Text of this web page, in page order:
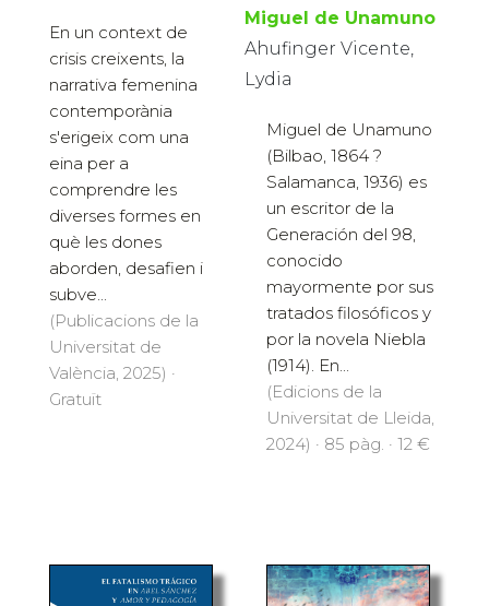
En un context de
crisis creixents, la
narrativa femenina
contemporània
s'erigeix com una
eina per a
comprendre les
diverses formes en
què les dones
aborden, desafien i
subve...
(Publicacions de la
Universitat de
València, 2025) ·
Gratuït
Miguel de Unamuno
Ahufinger Vicente,
Lydia
Miguel de Unamuno
(Bilbao, 1864 ?
Salamanca, 1936) es
un escritor de la
Generación del 98,
conocido
mayormente por sus
tratados filosóficos y
por la novela Niebla
(1914). En...
(Edicions de la
Universitat de Lleida,
2024) · 85 pàg. · 12 €